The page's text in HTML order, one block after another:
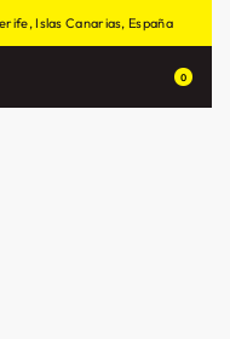
Islas Canarias, España
0